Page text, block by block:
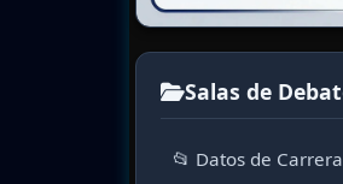
Salas de
📂 Datos de